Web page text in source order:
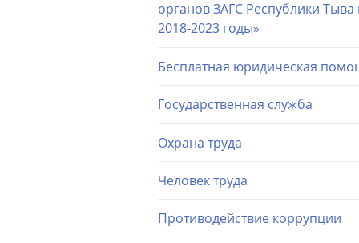
органов ЗАГС Республики Тыва
2018-2023 годы»
Бесплатная юридическая
Государственная служба
Охрана труда
Человек труда
Противодействие коррупции